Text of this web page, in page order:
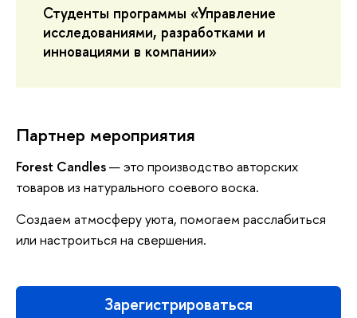
Студенты программы «Управление
исследованиями, разработками и
инновациями в компании»
Партнер мероприятия
Forest Candles— это производство авторских
товаров из натурального соевого воска.
Создаем атмосферу уюта, помогаем расслабиться
или настроиться на свершения.
Зарегистрироваться